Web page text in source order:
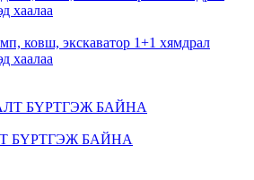
ковш, экскаватор 1+1 хямдрал
хаалаа
БҮРТГЭЖ БАЙНА